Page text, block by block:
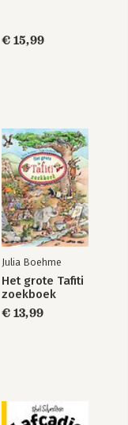
€ 15,99
Julia Boehme
Het grote Tafiti
zoekboek
€ 13,99